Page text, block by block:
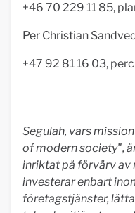
+46 70 229 11 85,
Per Christian
+47 92 81 16 03,
Segulah, vars
of modern society",
inriktat på förvärv av
investerar enbart
företagstjänster,